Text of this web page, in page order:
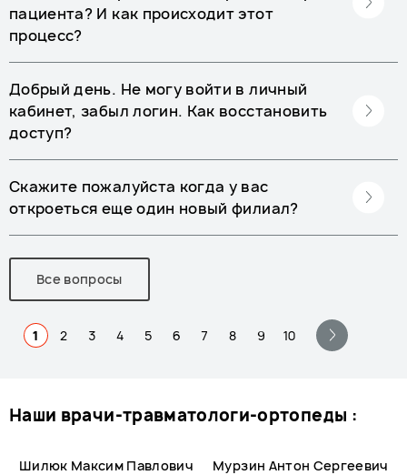
пациента? И как происходит этот
процесс?
Добрый день. Не могу войти в личный
кабинет, забыл логин. Как восстановить
доступ?
Скажите пожалуйста когда у вас
откроеться еще один новый филиал?
Все вопросы
1 2 3 4 5 6 7 8 9 10
наши врачи-травматологи-ортопеды :
Шилюк Максим Павлович Мурзин Антон Сергеевич